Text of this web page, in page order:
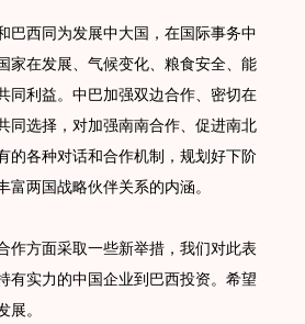
西同为发展中大国，在国际事务中
家在发展、气候变化、粮食安全、能
同利益。中巴加强双边合作、密切在
同选择，对加强南南合作、促进南北
的各种对话和合作机制，规划好下阶
两国战略伙伴关系的内涵。
方面采取一些新举措，我们对此表
有实力的中国企业到巴西投资。希望
。